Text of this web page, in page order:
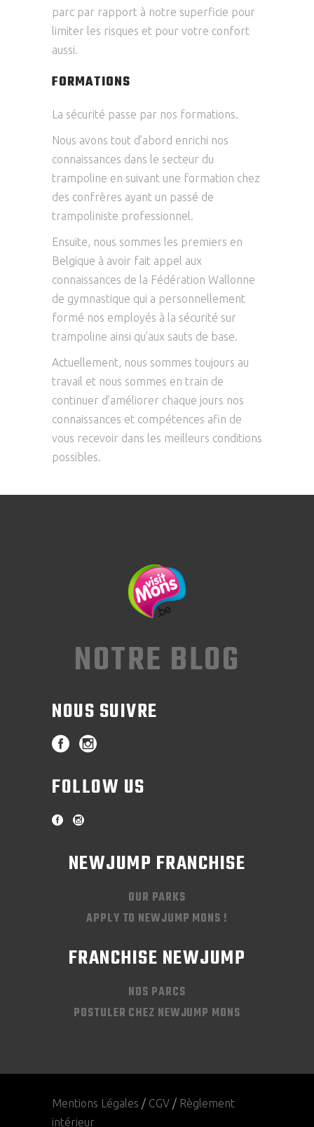
parc par rapport à notre superficie pour
limiter les risques et pour votre confort
aussi.
FORMATIONS
La sécurité passe par nos formations.
Nous avons tout d’abord enrichi nos
connaissances dans le secteur du
trampoline en suivant une formation chez
des confrères ayant un passé de
trampoliniste professionnel.
Ensuite, nous sommes les premiers en
Belgique à avoir fait appel aux
connaissances de la Fédération Wallonne
de gymnastique qui a personnellement
formé nos employés à la sécurité sur
trampoline ainsi qu’aux sauts de base.
Actuellement, nous sommes toujours au
travail et nous sommes en train de
continuer d’améliorer chaque jours nos
connaissances et compétences afin de
vous recevoir dans les meilleurs conditions
possibles.
NOTRE BLOG
NOUS SUIVRE
FOLLOW US
NEWJUMP FRANCHISE
OUR PARKS
APPLY TO NEWJUMP MONS !
FRANCHISE NEWJUMP
NOS PARCS
POSTULER CHEZ NEWJUMP MONS
Mentions Légales / CGV / Règlement
intérieur